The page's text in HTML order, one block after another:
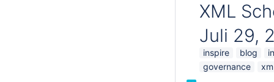
XML
Juli 29,
inspire blog
governance